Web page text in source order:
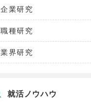
企業研究
職種研究
業界研究
就活ノウハウ